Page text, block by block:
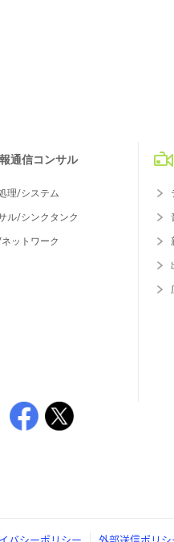
通信コンサル
理/システム
ル/シンクタンク
ットワーク